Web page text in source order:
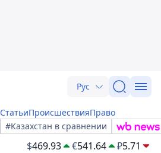
Рус
СтатьиПроисшествияПраво
#Казахстан в сравнении
$469.93 €541.64 ₽5.71